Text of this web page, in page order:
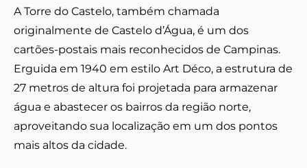
A Torre do Castelo, também chamada
originalmente de Castelo d’Água, é um dos
cartões-postais mais reconhecidos de Campinas.
Erguida em 1940 em estilo Art Déco, a estrutura de
27 metros de altura foi projetada para armazenar
água e abastecer os bairros da região norte,
aproveitando sua localização em um dos pontos
mais altos da cidade.